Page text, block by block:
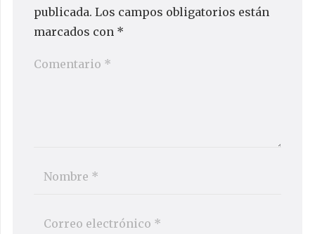
publicada. Los campos obligatorios están
marcados con *